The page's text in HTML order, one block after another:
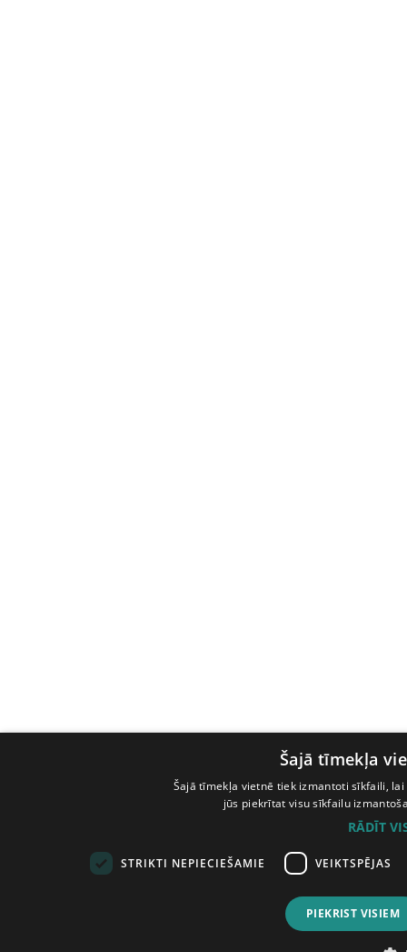
Šajā tīmekļa
Šajā tīmekļa vietnē tiek izmantoti sīkfaili,
jūs piekrītat visu sīkfailu
RĀDĪT
STRIKTI NEPIECIEŠAMIE VEIKTSPĒJAS
PIEKRIST VISIEM